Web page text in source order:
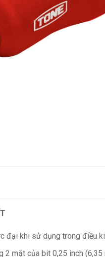
đại khi sử dụng trong điều
2 mặt của bit 0,25 inch (6,35